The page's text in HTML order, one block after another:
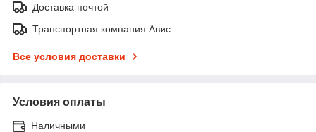
Доставка почтой
Транспортная компания Авис
Все условия доставки
Условия оплаты
Наличными